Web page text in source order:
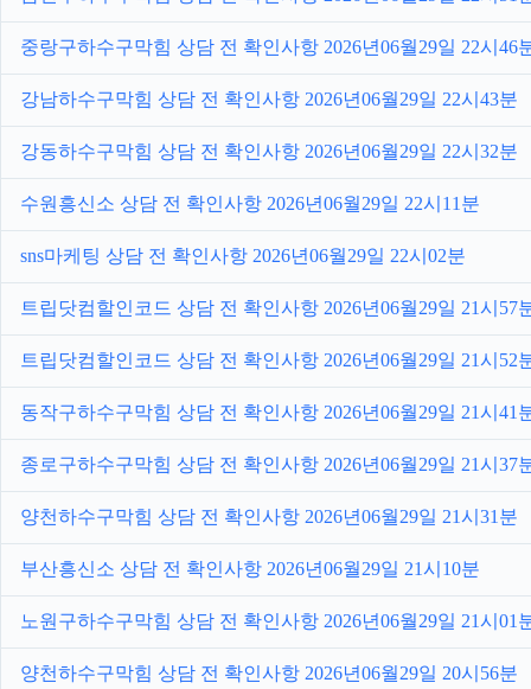
중랑구하수구막힘 상담 전 확인사항 2026년06월29일 22시46
강남하수구막힘 상담 전 확인사항 2026년06월29일 22시43분
강동하수구막힘 상담 전 확인사항 2026년06월29일 22시32분
수원흥신소 상담 전 확인사항 2026년06월29일 22시11분
sns마케팅 상담 전 확인사항 2026년06월29일 22시02분
트립닷컴할인코드 상담 전 확인사항 2026년06월29일 21시57
트립닷컴할인코드 상담 전 확인사항 2026년06월29일 21시52
동작구하수구막힘 상담 전 확인사항 2026년06월29일 21시41
종로구하수구막힘 상담 전 확인사항 2026년06월29일 21시37
양천하수구막힘 상담 전 확인사항 2026년06월29일 21시31분
부산흥신소 상담 전 확인사항 2026년06월29일 21시10분
노원구하수구막힘 상담 전 확인사항 2026년06월29일 21시01
양천하수구막힘 상담 전 확인사항 2026년06월29일 20시56분